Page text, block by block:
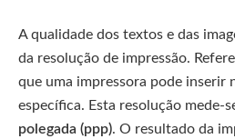
A qualidade dos textos e das
da resolução de impressão.
que uma impressora pode inserir
específica. Esta resolução mede-
polegada (ppp). O resultado da